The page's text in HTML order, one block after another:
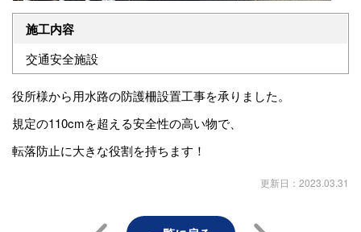
施工内容
交通安全施設
役所様から用水路の防護柵設置工事を承りました。
規定の110cmを超える安全性の高い物で、
転落防止に大きな役割を持ちます！
更新日：2023.03.31